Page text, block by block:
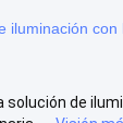
iluminación con
de